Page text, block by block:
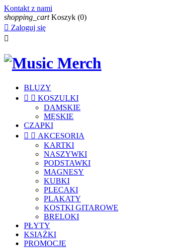
Kontakt z nami
shopping_cart Koszyk (0)
 Zaloguj się

BLUZY
  KOSZULKI
DAMSKIE
MĘSKIE
CZAPKI
  AKCESORIA
KARTKI
NASZYWKI
PODSTAWKI
MAGNESY
KUBKI
PLECAKI
PLAKATY
KOSTKI GITAROWE
BRELOKI
PŁYTY
KSIĄŻKI
PROMOCJE